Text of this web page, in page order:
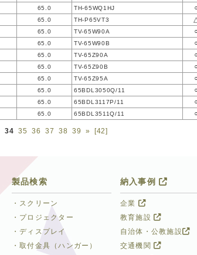
65.0 TH-65WQ1HJ
65.0 TH-P65VT3
65.0 TV-65W90A
65.0 TV-65W90B
65.0 TV-65Z90A
65.0 TV-65Z90B
65.0 TV-65Z95A
65.0 65BDL3050Q/11
65.0 65BDL3117P/11
65.0 65BDL3511Q/11
34 35 36 37 38 39 » [42]
納入事例
企業
教育施設
自治体・公教施設
交通機関
製品検索
・スクリーン
・プロジェクター
・ディスプレイ
・取付金具（ハンガー）